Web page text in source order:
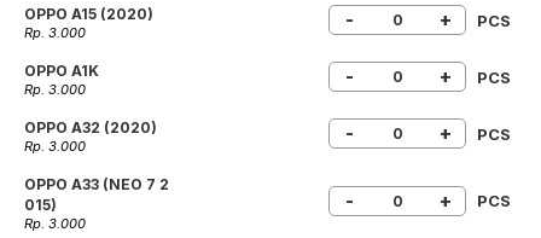
OPPO A15 (2020)
Rp. 3.000
- + PCS
OPPO A1K
Rp. 3.000
- + PCS
OPPO A32 (2020)
Rp. 3.000
- + PCS
OPPO A33 (NEO 7 2
015)
Rp. 3.000
- + PCS